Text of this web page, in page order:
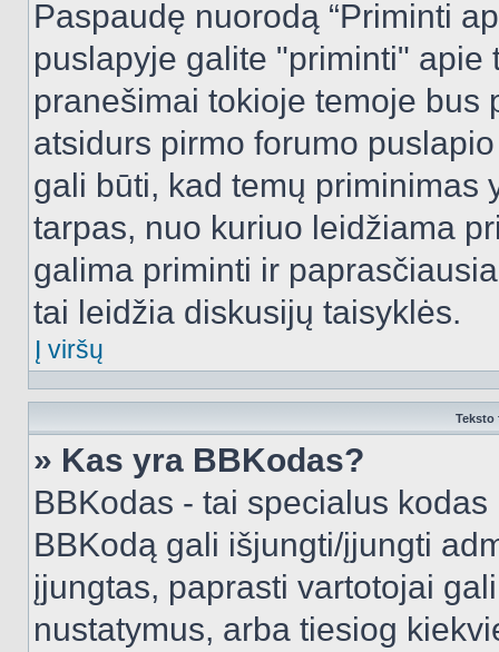
Paspaudę nuorodą “Priminti
puslapyje galite "priminti"
pranešimai tokioje temoje bus
atsidurs pirmo forumo
gali būti, kad temų priminimas
tarpas, nuo kuriuo leidžiama
galima priminti ir
tai leidžia diskusijų taisyklės.
Į viršų
Teksto
» Kas yra BBKodas?
BBKodas - tai specialus
BBKodą gali išjungti/įjungti
įjungtas, paprasti vartotojai
nustatymus, arba tiesiog